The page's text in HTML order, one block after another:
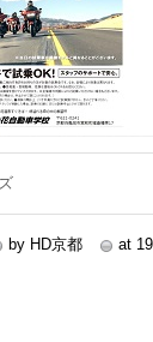
by HD京都 at